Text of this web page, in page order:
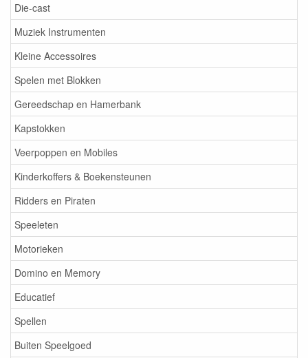
Die-cast
Muziek Instrumenten
Kleine Accessoires
Spelen met Blokken
Gereedschap en Hamerbank
Kapstokken
Veerpoppen en Mobiles
Kinderkoffers & Boekensteunen
Ridders en Piraten
Speeleten
Motorieken
Domino en Memory
Educatief
Spellen
Buiten Speelgoed